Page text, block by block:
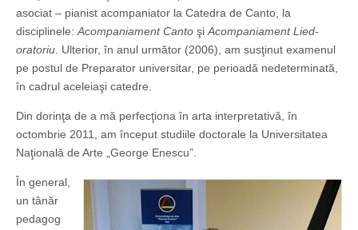
asociat – pianist acompaniator la Catedra de Canto, la
disciplinele:Acompaniament Canto şiAcompaniament Lied-
oratoriu. Ulterior, în anul următor (2006), am susţinut examenul
pe postul de Preparator universitar, pe perioadă nedeterminată,
în cadrul aceleiaşi catedre.
Din dorinţa de a mă perfecţiona în arta interpretativă, în
octombrie 2011, am început studiile doctorale la Universitatea
Naţională de Arte „George Enescu”.
În general,
un tânăr
pedagog